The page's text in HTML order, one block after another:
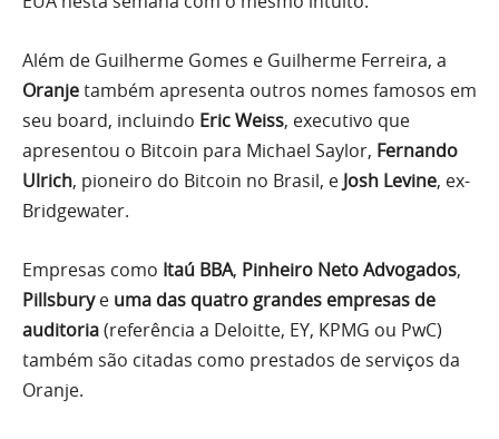
Além de Guilherme Gomes e Guilherme Ferreira, a
Oranjetambém apresenta outros nomes famosos em
seu board, incluindo Eric Weiss, executivo que
apresentou o Bitcoin para Michael Saylor, Fernando
Ulrich, pioneiro do Bitcoin no Brasil, e Josh Levine, ex-
Bridgewater.
Empresas como Itaú BBA, Pinheiro Neto Advogados,
Pillsburye uma das quatro grandes empresas de
auditoria(referência a Deloitte, EY, KPMG ou PwC)
também são citadas como prestados de serviços da
Oranje.